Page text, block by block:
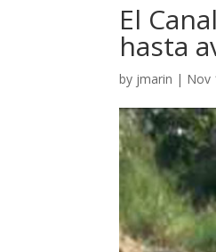
El
hasta
by jmarin | Nov